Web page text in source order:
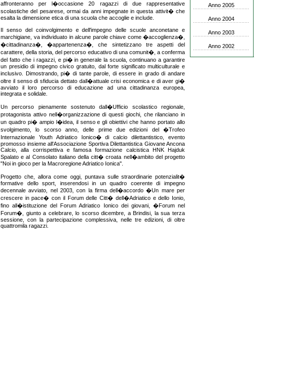
affronteranno per l�occasione 20 ragazzi di due rappresentative
scolastiche del pesarese, ormai da anni impegnate in questa attivit� che
esalta la dimensione etica di una scuola che accoglie e include.
Il senso del coinvolgimento e dell'impegno delle scuole anconetane e
marchigiane, va individuato in alcune parole chiave come �accoglienza�,
�cittadinanza�, �appartenenza�, che sintetizzano tre aspetti del
carattere, della storia, del percorso educativo di una comunit�, a conferma
del fatto che i ragazzi, e pi� in generale la scuola, continuano a garantire
un presidio di impegno civico gratuito, dal forte significato multiculturale e
inclusivo. Dimostrando, pi� di tante parole, di essere in grado di andare
oltre il senso di sfiducia dettato dall�attuale crisi economica e di aver gi�
avviato il loro percorso di educazione ad una cittadinanza europea,
integrata e solidale.
Un percorso pienamente sostenuto dall�Ufficio scolastico regionale,
protagonista attivo nell�organizzazione di questi giochi, che rilanciano in
un quadro pi� ampio l�idea, il senso e gli obiettivi che hanno portato allo
svolgimento, lo scorso anno, delle prime due edizioni del �Trofeo
Internazionale Youth Adriatico Ionico� di calcio dilettantistico, evento
promosso insieme all'Associazione Sportiva Dilettantistica Giovane Ancona
Calcio, alla corrispettiva e famosa formazione calcistica HNK Hajduk
Spalato e al Consolato italiano della citt� croata nell�ambito del progetto
"Noi in gioco per la Macroregione Adriatico Ionica".
Progetto che, allora come oggi, puntava sulle straordinarie potenzialit�
formative dello sport, inserendosi in un quadro coerente di impegno
decennale avviato, nel 2003, con la firma dell�accordo �Un mare per
crescere in pace� con il Forum delle Citt� dell�Adriatico e dello Ionio,
fino all�istituzione del Forum Adriatico Ionico dei giovani, �Forum nel
Forum�, giunto a celebrare, lo scorso dicembre, a Brindisi, la sua terza
sessione, con la partecipazione complessiva, nelle tre edizioni, di oltre
quattromila ragazzi.
Anno 2005
Anno 2004
Anno 2003
Anno 2002